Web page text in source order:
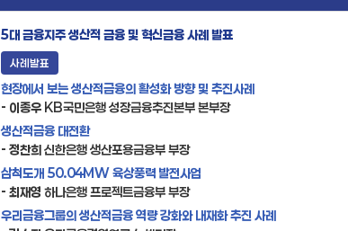
5대 금융지주 생산적 금융 및 혁신금융 사례 발표
사례발표
현장에서 보는 생산적금융의 활성화 방향 및 추진사례
- 이종우 KB국민은행 성장금융추진본부 본부장
생산적금융 대전환
- 정찬희신한은행 생산포용금융부 부장
삼척도개 50.04MW 육상풍력 발전사업
- 최재영 하나은행 프로젝트금융부 부장
우리금융그룹의 생산적금융 역량 강화와 내재화 추진 사례